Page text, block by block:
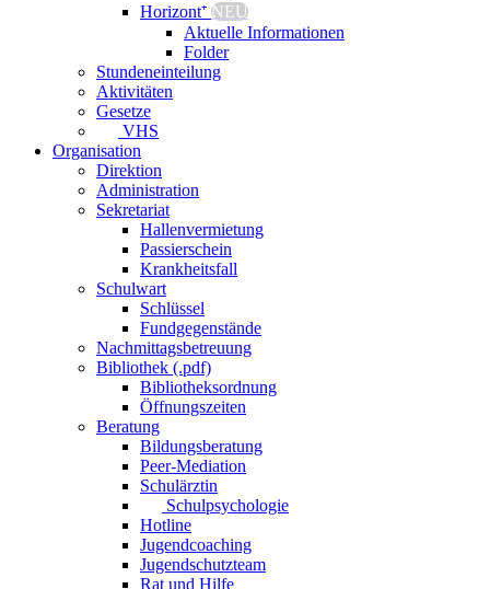
Horizont⁺ NEU
Aktuelle Informationen
Folder
Stundeneinteilung
Aktivitäten
Gesetze
VHS
Organisation
Direktion
Administration
Sekretariat
Hallenvermietung
Passierschein
Krankheitsfall
Schulwart
Schlüssel
Fundgegenstände
Nachmittagsbetreuung
Bibliothek (.pdf)
Bibliotheksordnung
Öffnungszeiten
Beratung
Bildungsberatung
Peer-Mediation
Schulärztin
Schulpsychologie
Hotline
Jugendcoaching
Jugendschutzteam
Rat und Hilfe